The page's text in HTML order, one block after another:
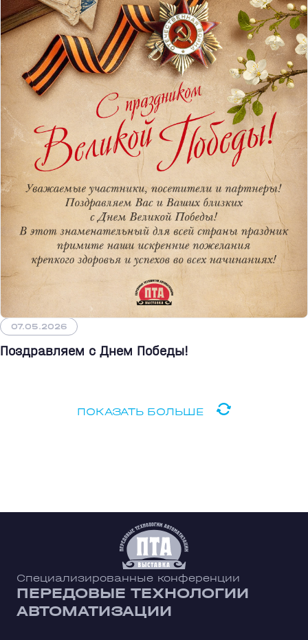
07.05.2026
Поздравляем с Днем Победы!
ПОКАЗАТЬ БОЛЬШЕ
Специализированные конференции
ПЕРЕДОВЫЕ ТЕХНОЛОГИИ
АВТОМАТИЗАЦИИ